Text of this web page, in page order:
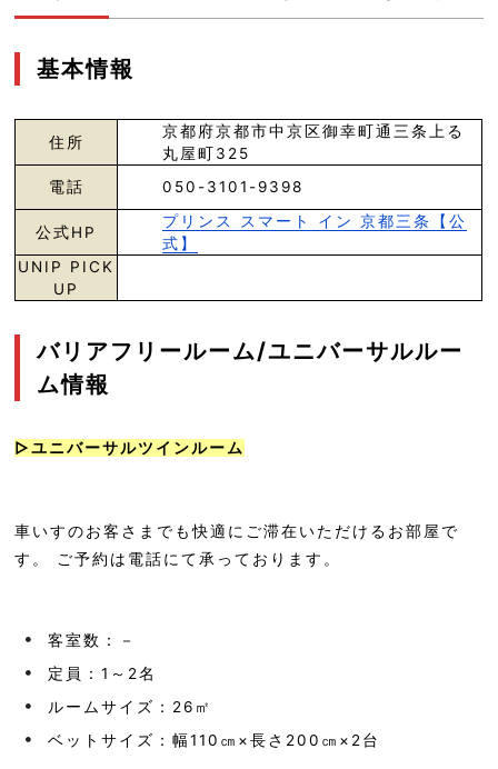
基本情報
住所
京都府京都市中京区御幸町通三条上る
丸屋町325
電話
050-3101-9398
公式HP
プリンス スマート イン 京都三条【公
式】
UNIP PICK
UP
バリアフリールーム/ユニバーサルルー
ム情報
▷ユニバーサルツインルーム
車いすのお客さまでも快適にご滞在いただけるお部屋で
す。 ご予約は電話にて承っております。
客室数：－
定員：1～2名
ルームサイズ：26㎡
ベットサイズ：幅110㎝×長さ200㎝×2台